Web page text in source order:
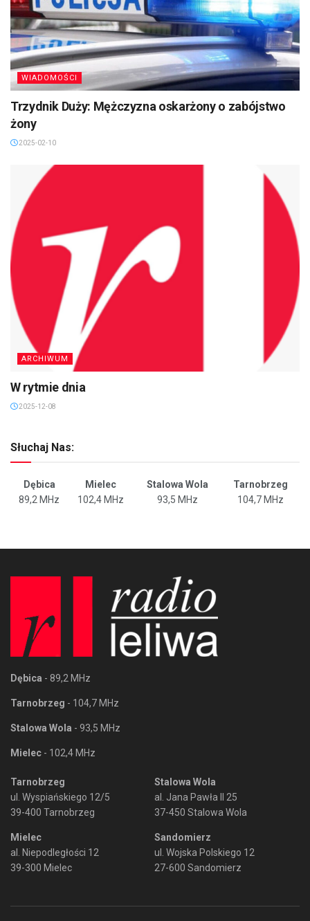
WIADOMOŚCI
Trzydnik Duży: Mężczyzna oskarżony o zabójstwo
żony
2025-02-10
ARCHIWUM
W rytmie dnia
2025-12-08
Słuchaj Nas:
Dębica Mielec Stalowa Wola
Tarnobrzeg
89,2 MHz
102,4 MHz 93,5 MHz 104,7 MHz
Dębica - 89,2 MHz
Tarnobrzeg - 104,7 MHz
Stalowa Wola - 93,5 MHz
Mielec - 102,4 MHz
Tarnobrzeg
ul. Wyspiańskiego 12/5
39-400 Tarnobrzeg
Mielec
al. Niepodległości 12
39-300 Mielec
Stalowa Wola
al. Jana Pawła II 25
37-450 Stalowa Wola
Sandomierz
ul. Wojska Polskiego 12
27-600 Sandomierz